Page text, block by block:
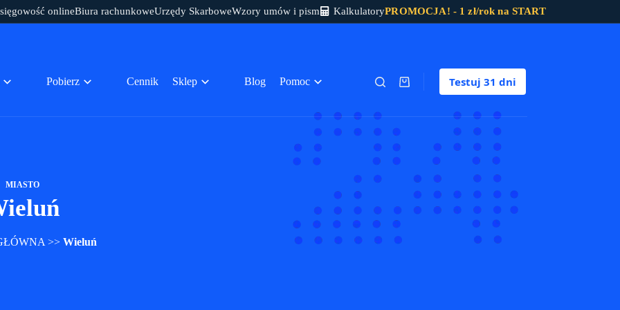
onlineBiura rachunkoweUrzędy SkarboweWzory umów i pism KalkulatoryPROMOCJA! - 1 zł/rok na START
Pobierz Cennik Sklep Blog Pomoc Koszyk Testuj 31 dni
MIASTO
>> Wieluń